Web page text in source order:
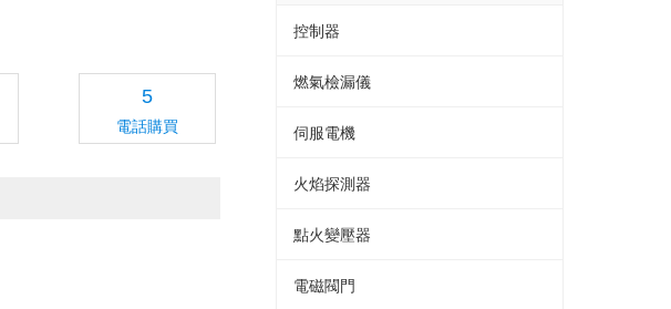
5
電話購買
控制器
燃氣檢漏儀
伺服電機
火焰探測器
點火變壓器
電磁閥門